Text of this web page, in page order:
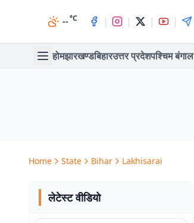
--°C | | | |
होमझारखण्डबिहारउत्तर प्रदेशपश्चिम बंगाल
Home State Bihar Lakhisarai
लेटेस्ट वीडियो